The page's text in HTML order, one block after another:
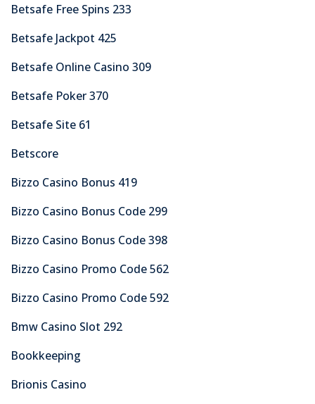
Betsafe Free Spins 233
Betsafe Jackpot 425
Betsafe Online Casino 309
Betsafe Poker 370
Betsafe Site 61
Betscore
Bizzo Casino Bonus 419
Bizzo Casino Bonus Code 299
Bizzo Casino Bonus Code 398
Bizzo Casino Promo Code 562
Bizzo Casino Promo Code 592
Bmw Casino Slot 292
Bookkeeping
Brionis Casino